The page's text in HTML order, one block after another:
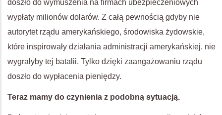
doszło do wymuszenia na firmach ubezpieczeniowych
wypłaty milionów dolarów. Z całą pewnością gdyby nie
autorytet rządu amerykańskiego, środowiska żydowskie,
które inspirowały działania administracji amerykańskiej, nie
wygrałyby tej batalii. Tylko dzięki zaangażowaniu rządu
doszło do wypłacenia pieniędzy.
Teraz mamy do czynienia z podobną sytuacją.